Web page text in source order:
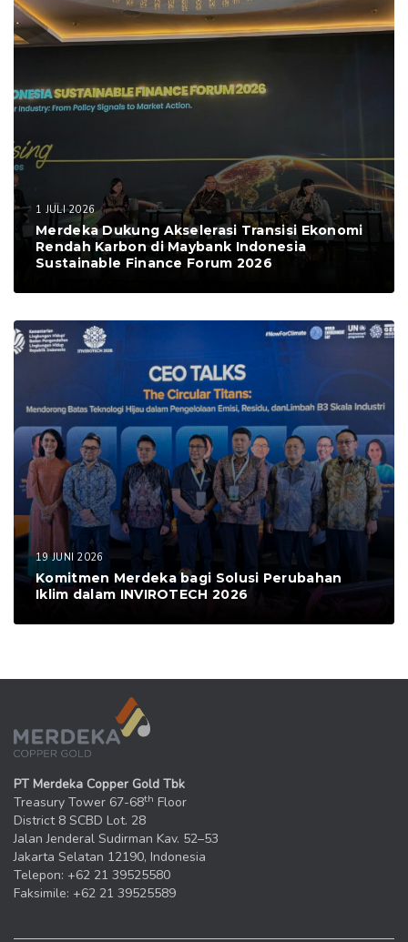
1 JULI 2026
Merdeka Dukung Akselerasi Transisi Ekonomi
Rendah Karbon di Maybank Indonesia
Sustainable Finance Forum 2026
19 JUNI 2026
Komitmen Merdeka bagi Solusi Perubahan
Iklim dalam INVIROTECH 2026
PT Merdeka Copper Gold Tbk
Treasury Tower 67-68th Floor
District 8 SCBD Lot. 28
Jalan Jenderal Sudirman Kav. 52–53
Jakarta Selatan 12190, Indonesia
Telepon: +62 21 39525580
Faksimile: +62 21 39525589